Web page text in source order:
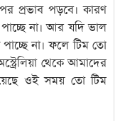
প্রভাব পড়বে। কারণ
পাচ্ছে না। আর যদি ভাল
পাচ্ছে না। ফলে টিম তো
থেকে আমাদের
ওই সময় তো টিম